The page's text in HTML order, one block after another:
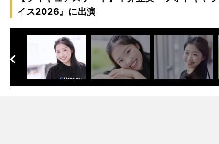
イス2026』に出演
次